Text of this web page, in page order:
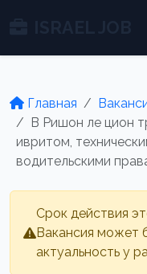
Главная
В Ришон ле цион
ивритом,
водительскими
Срок действия
Вакансия может
актуальность у